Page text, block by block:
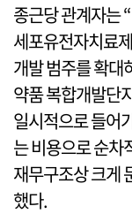
종근당 관계자는
세포유전자치료
개발 범주를 확대
약품 복합개발단
일시적으로 들어
는 비용으로 순차
재무구조상 크게
했다.